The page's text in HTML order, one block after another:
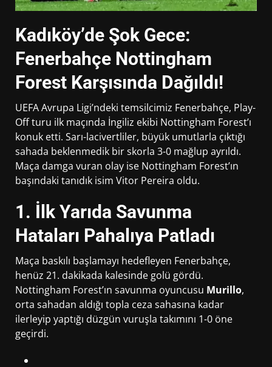
Kadıköy’de Şok Gece:
Fenerbahçe Nottingham
Forest Karşısında Dağıldı!
UEFA Avrupa Ligi’ndeki temsilcimiz Fenerbahçe, Play-
Off turu ilk maçında İngiliz ekibi Nottingham Forest’ı
konuk etti. Sarı-lacivertliler, büyük umutlarla çıktığı
sahada beklenmedik bir skorla 3-0 mağlup ayrıldı.
Maça damga vuran olay ise Nottingham Forest’ın
başındaki tanıdık isim Vitor Pereira oldu.
1. İlk Yarıda Savunma
Hataları Pahalıya Patladı
Maça baskılı başlamayı hedefleyen Fenerbahçe,
henüz 21. dakikada kalesinde golü gördü.
Nottingham Forest’ın savunma oyuncusu Murillo,
orta sahadan aldığı topla ceza sahasına kadar
ilerleyip yaptığı düzgün vuruşla takımını 1-0 öne
geçirdi.